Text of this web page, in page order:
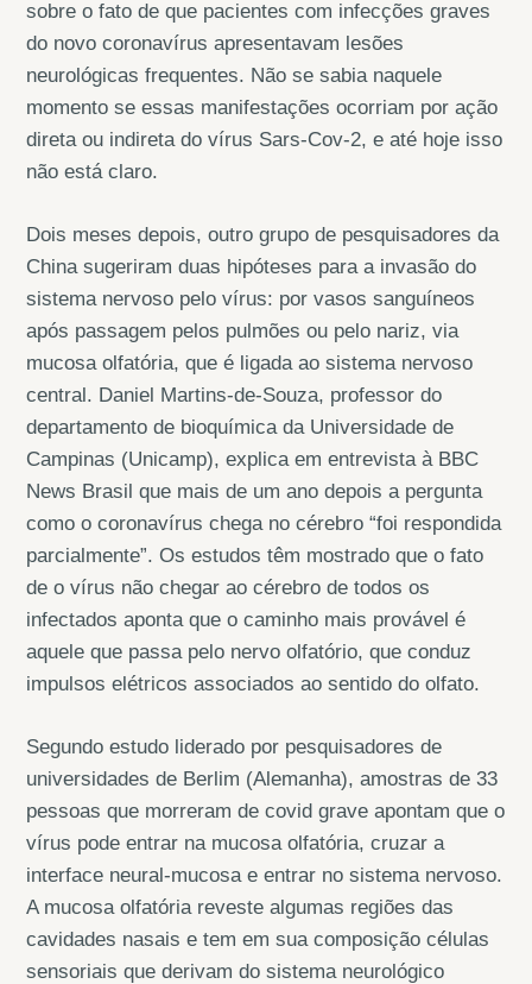
sobre o fato de que pacientes com infecções graves
do novo coronavírus apresentavam lesões
neurológicas frequentes. Não se sabia naquele
momento se essas manifestações ocorriam por ação
direta ou indireta do vírus Sars-Cov-2, e até hoje isso
não está claro.
Dois meses depois, outro grupo de pesquisadores da
China sugeriram duas hipóteses para a invasão do
sistema nervoso pelo vírus: por vasos sanguíneos
após passagem pelos pulmões ou pelo nariz, via
mucosa olfatória, que é ligada ao sistema nervoso
central. Daniel Martins-de-Souza, professor do
departamento de bioquímica da Universidade de
Campinas (Unicamp), explica em entrevista à BBC
News Brasil que mais de um ano depois a pergunta
como o coronavírus chega no cérebro “foi respondida
parcialmente”. Os estudos têm mostrado que o fato
de o vírus não chegar ao cérebro de todos os
infectados aponta que o caminho mais provável é
aquele que passa pelo nervo olfatório, que conduz
impulsos elétricos associados ao sentido do olfato.
Segundo estudo liderado por pesquisadores de
universidades de Berlim (Alemanha), amostras de 33
pessoas que morreram de covid grave apontam que o
vírus pode entrar na mucosa olfatória, cruzar a
interface neural-mucosa e entrar no sistema nervoso.
A mucosa olfatória reveste algumas regiões das
cavidades nasais e tem em sua composição células
sensoriais que derivam do sistema neurológico